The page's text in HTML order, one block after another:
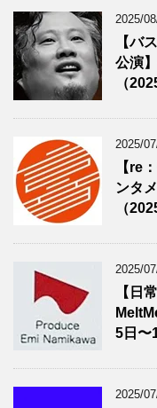
2025/
【バ
公演
（
2025/
【re
ンタ
（
2025/
【日
5日〜
2025/